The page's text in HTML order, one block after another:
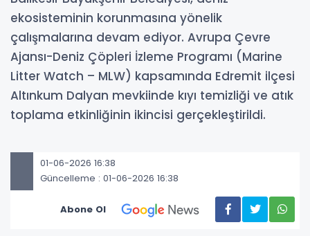
ekosisteminin korunmasına yönelik
çalışmalarına devam ediyor. Avrupa Çevre
Ajansı-Deniz Çöpleri İzleme Programı (Marine
Litter Watch – MLW) kapsamında Edremit ilçesi
Altınkum Dalyan mevkiinde kıyı temizliği ve atık
toplama etkinliğinin ikincisi gerçekleştirildi.
01-06-2026 16:38
Güncelleme : 01-06-2026 16:38
Abone Ol